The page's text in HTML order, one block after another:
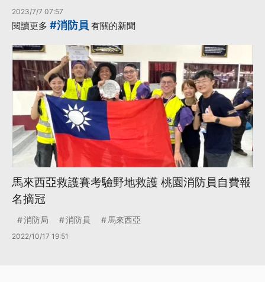
2023/7/7 07:57
閱讀更多 #消防員 有關的新聞
馬來西亞救護賽考驗野地救護 桃園消防員自費報
名摘冠
消防局 消防員 馬來西亞
2022/10/17 19:51